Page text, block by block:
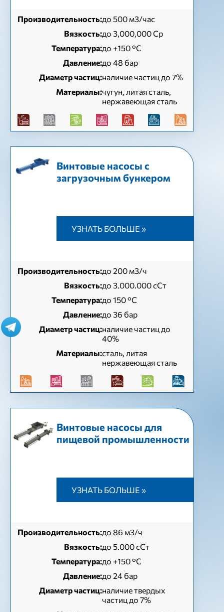
Производительность:до 500 м3/час
Вязкость:до 3,000,000 Cp
Температура:до +150 °C
Давление:до 48 бар
Диаметр частиц:наличие частиц до 7%
Материалы:чугун, литая сталь,
нержавеющая сталь
Винтовые насосы с
загрузочным бункером
УЗНАТЬ БОЛЬШЕ »
Производительность:до 200 м3/ч
Вязкость:до 3.000.000 сСт
Температура:до 150 °C
Давление:до 36 бар
Диаметр частиц:наличие частиц до
40%
Материалы:сталь, литая
нержавеющая сталь
Винтовые насосы для
пищевой промышленности
УЗНАТЬ БОЛЬШЕ »
Производительность:до 86 м3/ч
Вязкость:до 5.000 сСт
Температура:до +150 °C
Давление:до 24 бар
Диаметр частиц:наличие твердых
частиц до 7%